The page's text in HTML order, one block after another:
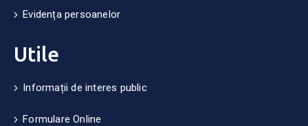
Evidența persoanelor
Utile
Informații de interes public
Formulare Online